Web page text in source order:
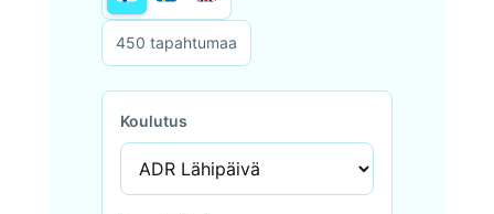
450 tapahtumaa
Koulutus